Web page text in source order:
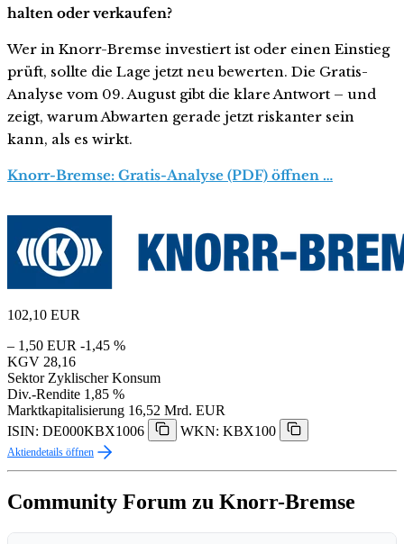
halten oder verkaufen?
Wer in Knorr-Bremse investiert ist oder einen Einstieg
prüft, sollte die Lage jetzt neu bewerten. Die Gratis-
Analyse vom 09. August gibt die klare Antwort – und
zeigt, warum Abwarten gerade jetzt riskanter sein
kann, als es wirkt.
Knorr-Bremse: Gratis-Analyse (PDF) öffnen …
102,10 EUR
– 1,50 EUR -1,45 %
KGV 28,16
Sektor Zyklischer Konsum
Div.-Rendite 1,85 %
Marktkapitalisierung 16,52 Mrd. EUR
ISIN: DE000KBX1006
WKN: KBX100
Aktiendetails öffnen
Community Forum zu Knorr-Bremse